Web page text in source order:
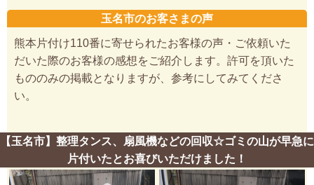
玉名市のお客さまの声
熊本片付け110番に寄せられたお客様の声・ご依頼いた
だいた際のお客様の感想をご紹介します。許可を頂いた
もののみの掲載となりますが、参考にしてみてくださ
い。
【玉名市】整理タンス、扇風機などの回収☆ゴミの山が早急に
片付いたとお喜びいただけました！